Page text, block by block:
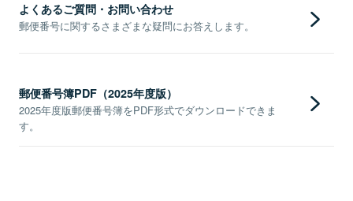
よくあるご質問・お問い合わせ
郵便番号に関するさまざまな疑問にお答えします。
郵便番号簿PDF（2025年度版）
2025年度版郵便番号簿をPDF形式でダウンロードできま
す。